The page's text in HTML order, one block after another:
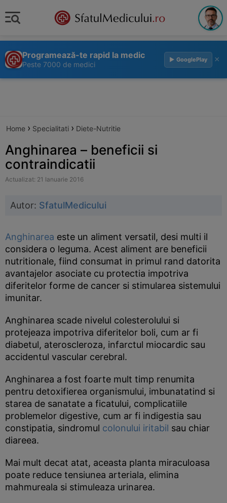
Programează-te rapid la medic
Peste 7000 de medici
▶ GooglePlay ×
Home › Specialitati › Diete-Nutritie
Anghinarea – beneficii si
contraindicatii
Actualizat: 21 Ianuarie 2016
Autor: SfatulMedicului
Anghinarea este un aliment versatil, desi multi il
considera o leguma. Acest aliment are beneficii
nutritionale, fiind consumat in primul rand datorita
avantajelor asociate cu protectia impotriva
diferitelor forme de cancer si stimularea sistemului
imunitar.
Anghinarea scade nivelul colesterolului si
protejeaza impotriva diferitelor boli, cum ar fi
diabetul, ateroscleroza, infarctul miocardic sau
accidentul vascular cerebral.
Anghinarea a fost foarte mult timp renumita
pentru detoxifierea organismului, imbunatatind si
starea de sanatate a ficatului, complicatiile
problemelor digestive, cum ar fi indigestia sau
constipatia, sindromul colonului iritabil sau chiar
diareea.
Mai mult decat atat, aceasta planta miraculoasa
poate reduce tensiunea arteriala, elimina
mahmureala si stimuleaza urinarea.